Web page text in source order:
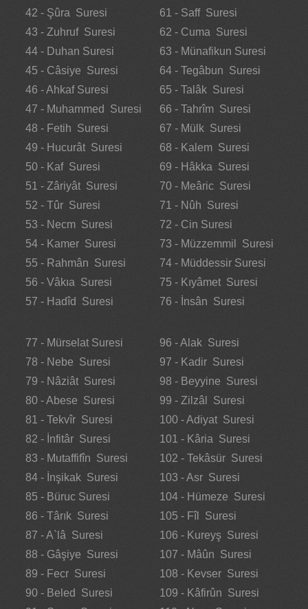
42 - Şûra Suresi
43 - Zuhruf Suresi
44 - Duhan Suresi
45 - Câsiye Suresi
46 - Ahkaf Suresi
47 - Muhammed Suresi
48 - Fetih Suresi
49 - Hucurât Suresi
50 - Kaf Suresi
51 - Zâriyât Suresi
52 - Tûr Suresi
53 - Necm Suresi
54 - Kamer Suresi
55 - Rahmân Suresi
56 - Vâkıa Suresi
57 - Hadîd Suresi
61 - Saff Suresi
62 - Cuma Suresi
63 - Münafikun Suresi
64 - Tegâbun Suresi
65 - Talâk Suresi
66 - Tahrîm Suresi
67 - Mülk Suresi
68 - Kalem Suresi
69 - Hâkka Suresi
70 - Meâric Suresi
71 - Nûh Suresi
72 - Cin Suresi
73 - Müzzemmil Suresi
74 - Müddessir Suresi
75 - Kıyâmet Suresi
76 - İnsân Suresi
77 - Mürselat Suresi
78 - Nebe Suresi
79 - Nâziât Suresi
80 - Abese Suresi
81 - Tekvîr Suresi
82 - İnfitâr Suresi
83 - Mutaffifîn Suresi
84 - İnşikak Suresi
85 - Büruc Suresi
86 - Târık Suresi
87 - A`lâ Suresi
88 - Gâşiye Suresi
89 - Fecr Suresi
90 - Beled Suresi
96 - Alak Suresi
97 - Kadir Suresi
98 - Beyyine Suresi
99 - Zilzâl Suresi
100 - Adiyat Suresi
101 - Kâria Suresi
102 - Tekâsür Suresi
103 - Asr Suresi
104 - Hümeze Suresi
105 - Fîl Suresi
106 - Kureyş Suresi
107 - Mâûn Suresi
108 - Kevser Suresi
109 - Kâfirûn Suresi